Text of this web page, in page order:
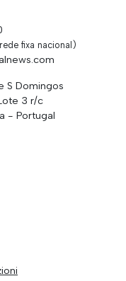
fixa nacional)
S Domingos
3 r/c
- Portugal